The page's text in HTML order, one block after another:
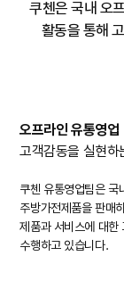
쿠첸은 국내 오
활동을 통해
오프라인 유통영업
고객감동을 실현하
쿠첸 유통영업팀은 국
주방가전제품을 판매
제품과 서비스에 대한
수행하고 있습니다.